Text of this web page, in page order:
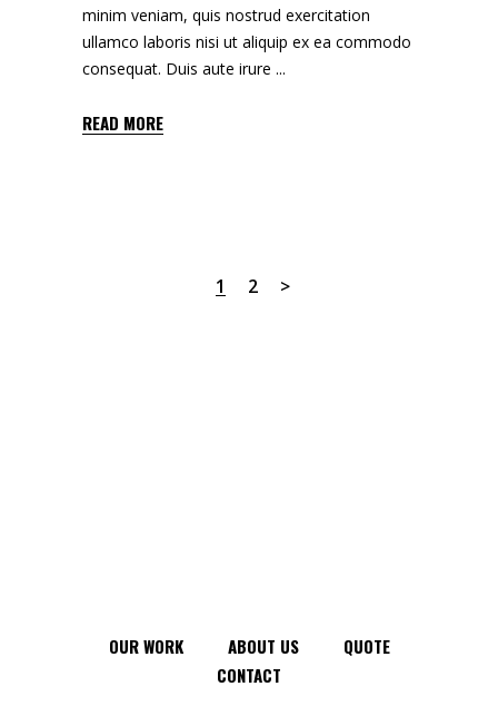
minim veniam, quis nostrud exercitation
ullamco laboris nisi ut aliquip ex ea commodo
consequat. Duis aute irure
READ MORE
1 2
OUR WORK ABOUT US
QUOTE
CONTACT